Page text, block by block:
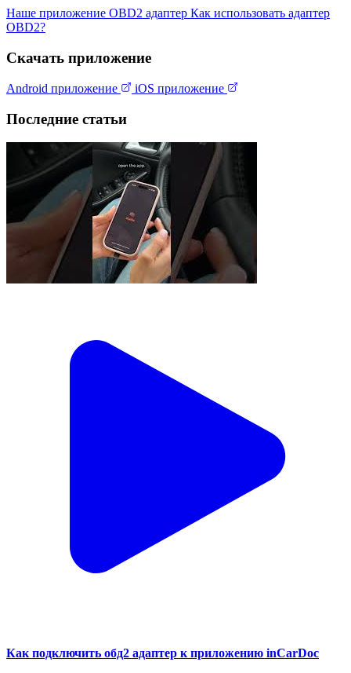
Наше приложение OBD2 адаптер Как использовать адаптер
OBD2?
Скачать приложение
Android приложение iOS приложение
Последние статьи
Как подключить обд2 адаптер к приложению inCarDoc